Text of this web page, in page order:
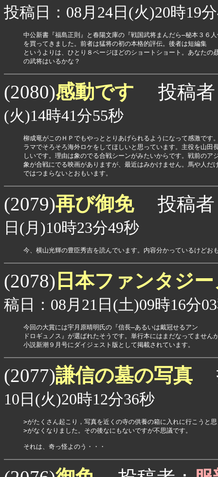
投稿日：08月24日(火)20時19
中公新書『福島正則』と春陽文庫の『戦国武将まんだら―秘本３６
を買ってきました。前者は猛将の初の本格的評伝。後者は短編集
というよりは、ひとり８ページほどのショートショート。あなたの
の武将はいるかな？
(2080)感動です 投稿者
(火)14時41分55秒
柳成竜がこのＨＰでもやっととりあげられるようになって感激です
ラマでそろそろ海外ロケをしてほしいと思っています。主役を山田
しいです。理由は象のでる合戦シーンがみたいからです。戦前のア
象が合戦にでる映画がありますが、最近はみかけません。馬や人だ
ではつまらないとおもいます。
(2079)再び御免 投稿者
日(月)10時23分49秒
(2078) 日本ファンタジ
稿日：08月21日(土)09時16分
今回の大賞には宇月原晴明氏の『信長―あるいは戴冠せるアン
ドロギュノス』が選ばれたそうです。単行本にはまだなってません
小説新潮９月号にダイジェスト版として掲載されています。
(2077)謙信の墓の写真
10日(火)20時12分36秒
>がたくさん起こり，写真を近くの寺の供養の箱に入れに行こうと
>がなくなりました。その後なにもないですが不思議です。
それは、奇っ怪よのう・・・